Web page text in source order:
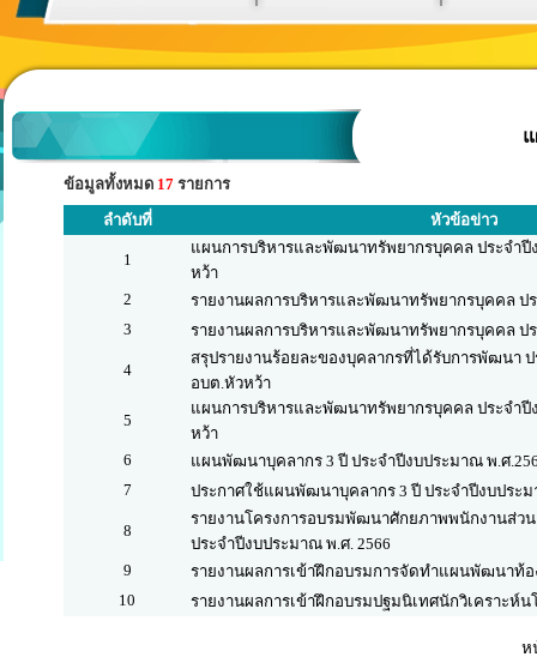
ข้อมูลทั้งหมด 17 รายการ
ลำดับที่
หัวข้อข่าว
1
แผนการบริหารและพัฒนาทรัพยากรบุคคล ประจำปี
หว้า
2
รายงานผลการบริหารและพัฒนาทรัพยากรบุคคล ปร
3
รายงานผลการบริหารและพัฒนาทรัพยากรบุคคล ป
4
สรุปรายงานร้อยละของบุคลากรที่ได้รับการพัฒนา
อบต.หัวหว้า
5
แผนการบริหารและพัฒนาทรัพยากรบุคคล ประจำปี
หว้า
6
แผนพัฒนาบุคลากร 3 ปี ประจำปีงบประมาณ พ.ศ
7
ประกาศใช้แผนพัฒนาบุคลากร 3 ปี ประจำปีงบประม
8
รายงานโครงการอบรมพัฒนาศักยภาพพนักงานส่ว
ประจำปีงบประมาณ พ.ศ. 2566
9
รายงานผลการเข้าฝึกอบรมการจัดทำแผนพัฒนาท้
10
รายงานผลการเข้าฝึกอบรมปฐมนิเทศนักวิเคราะห์
ห